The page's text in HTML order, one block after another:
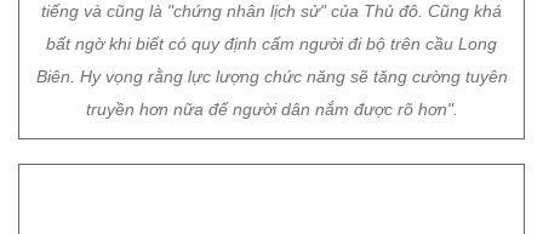
tiếng và cũng là "chứng nhân lịch sử" của Thủ đô. Cũng khá
bất ngờ khi biết có quy định cấm người đi bộ trên cầu Long
Biên. Hy vọng rằng lực lượng chức năng sẽ tăng cường tuyên
truyền hơn nữa để người dân nắm được rõ hơn".